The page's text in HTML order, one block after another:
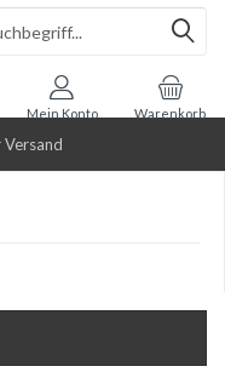
Versand
Warenkorb
Mein Konto